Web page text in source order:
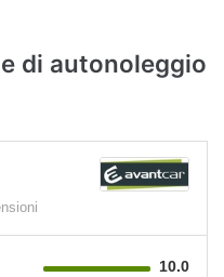
di autonoleggio
10.0